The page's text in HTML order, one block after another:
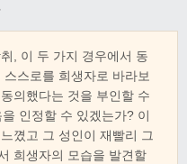
, 이 두 가지 경우에서 동
스로를 희생자로 바라보
의했다는 것을 부인할 수
인정할 수 있겠는가? 이
꼈고 그 성인이 재빨리 그
희생자의 모습을 발견할